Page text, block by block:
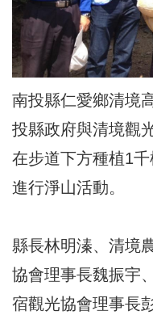
南投縣仁愛鄉清境
投縣政府與清境觀
在步道下方種植1
進行淨山活動。
縣長林明溱、清境
協會理事長魏振宇
宿觀光協會理事長